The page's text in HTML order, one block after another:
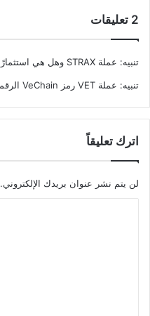
‫2 تعليقات
تنبيه: عملة STRAX وهل هي استثمارً جيدً 2022 2031 | البيتكوين العربي
تنبيه: عملة VET رمز VeChain الرقمية و مستقبلها 2026 | البيتكوين العربي
اترك تعليقاً
لن يتم نشر عنوان بريدك الإلكتروني.